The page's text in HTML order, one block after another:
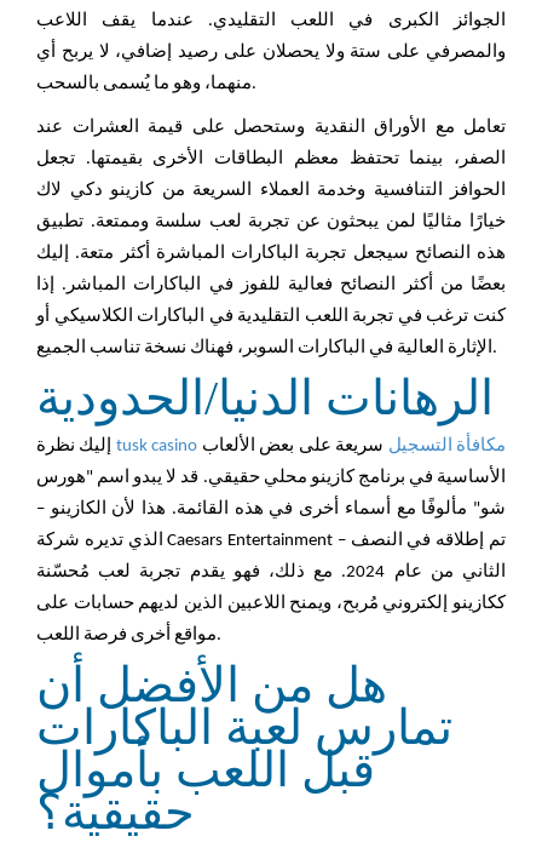
الجوائز الكبرى في اللعب التقليدي. عندما يقف اللاعب
والمصرفي على ستة ولا يحصلان على رصيد إضافي، لا يربح أي
منهما، وهو ما يُسمى بالسحب.
تعامل مع الأوراق النقدية وستحصل على قيمة العشرات عند
الصفر، بينما تحتفظ معظم البطاقات الأخرى بقيمتها. تجعل
الحوافز التنافسية وخدمة العملاء السريعة من كازينو دكي لاك
خيارًا مثاليًا لمن يبحثون عن تجربة لعب سلسة وممتعة. تطبيق
هذه النصائح سيجعل تجربة الباكارات المباشرة أكثر متعة. إليك
بعضًا من أكثر النصائح فعالية للفوز في الباكارات المباشر. إذا
كنت ترغب في تجربة اللعب التقليدية في الباكارات الكلاسيكي أو
الإثارة العالية في الباكارات السوبر، فهناك نسخة تناسب الجميع.
الرهانات الدنيا/الحدودية
tusk casino مكافأة التسجيل سريعة على بعض الألعاب
الأساسية في برنامج كازينو محلي حقيقي. قد لا يبدو اسم "هورس
شو" مألوفًا مع أسماء أخرى في هذه القائمة. هذا لأن الكازينو –
الذي تديره شركة Caesars Entertainment – تم إطلاقه في النصف
الثاني من عام 2024. مع ذلك، فهو يقدم تجربة لعب مُحسّنة
ككازينو إلكتروني مُربح، ويمنح اللاعبين الذين لديهم حسابات على
مواقع أخرى فرصة اللعب.
هل من الأفضل أن
تمارس لعبة الباكارات
قبل اللعب بأموال
حقيقية؟